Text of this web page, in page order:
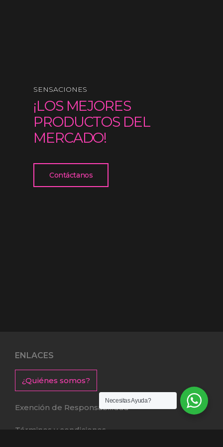
SENSACIONES
¡LOS MEJORES
PRODUCTOS DEL
MERCADO!
Contáctanos
ENLACES
¿Quiénes somos?
Exención de Responsabilidad
Términos y condiciones
Necesitas Ayuda?